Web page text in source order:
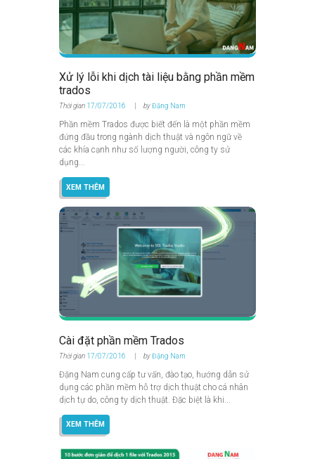
Xử lý lỗi khi dịch tài liệu bằng phần mềm
trados
Thời gian 17/07/2016 byĐặng Nam
Phần mềm Trados được biết đến là một phần mềm
đứng đầu trong ngành dịch thuật và ngôn ngữ về
các khía cạnh như số lượng người, công ty sử
dụng...
XEM THÊM
Cài đặt phần mềm Trados
Thời gian 17/07/2016 byĐặng Nam
Đặng Nam cung cấp tư vấn, đào tạo, hướng dẫn sử
dụng các phần mềm hỗ trợ dịch thuật cho cá nhân
dịch tự do, công ty dịch thuật. Đặc biệt là khi...
XEM THÊM